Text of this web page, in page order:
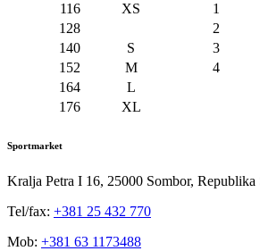
116
XS
1
128
2
140
S
3
152
M
4
164
L
176
XL
Sportmarket
Kralja Petra I 16, 25000 Sombor, Republika
Tel/fax: +381 25 432 770
Mob: +381 63 1173488